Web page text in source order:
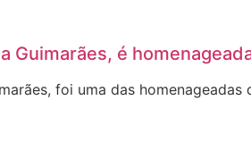
Guimarães, é
foi uma das